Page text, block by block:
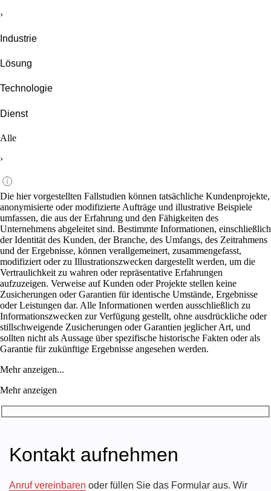
›
Industrie
Lösung
Technologie
Dienst
Alle
›
Die hier vorgestellten Fallstudien können tatsächliche Kundenprojekte,
anonymisierte oder modifizierte Aufträge und illustrative Beispiele
umfassen, die aus der Erfahrung und den Fähigkeiten des
Unternehmens abgeleitet sind. Bestimmte Informationen, einschließlich
der Identität des Kunden, der Branche, des Umfangs, des Zeitrahmens
und der Ergebnisse, können verallgemeinert, zusammengefasst,
modifiziert oder zu Illustrationszwecken dargestellt werden, um die
Vertraulichkeit zu wahren oder repräsentative Erfahrungen
aufzuzeigen. Verweise auf Kunden oder Projekte stellen keine
Zusicherungen oder Garantien für identische Umstände, Ergebnisse
oder Leistungen dar. Alle Informationen werden ausschließlich zu
Informationszwecken zur Verfügung gestellt, ohne ausdrückliche oder
stillschweigende Zusicherungen oder Garantien jeglicher Art, und
sollten nicht als Aussage über spezifische historische Fakten oder als
Garantie für zukünftige Ergebnisse angesehen werden.
Mehr anzeigen...
Mehr anzeigen
Kontakt aufnehmen
Anruf vereinbaren oder füllen Sie das Formular aus. Wir